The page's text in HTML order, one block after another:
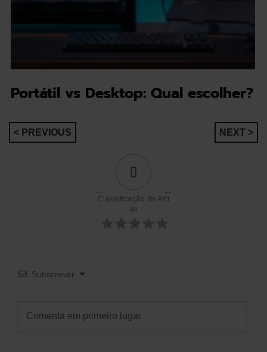
Portátil vs Desktop: Qual escolher?
Navegação
< PREVIOUS NEXT >
0
Classificação do Arti
go
Subscrever